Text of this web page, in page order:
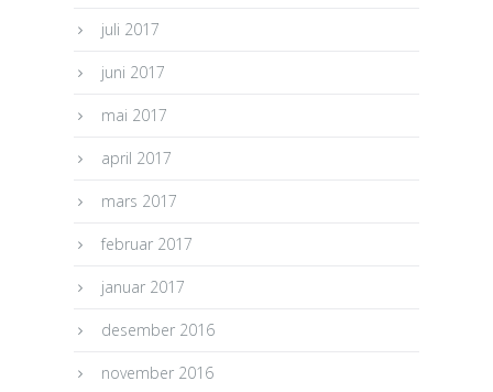
juli 2017
juni 2017
mai 2017
april 2017
mars 2017
februar 2017
januar 2017
desember 2016
november 2016